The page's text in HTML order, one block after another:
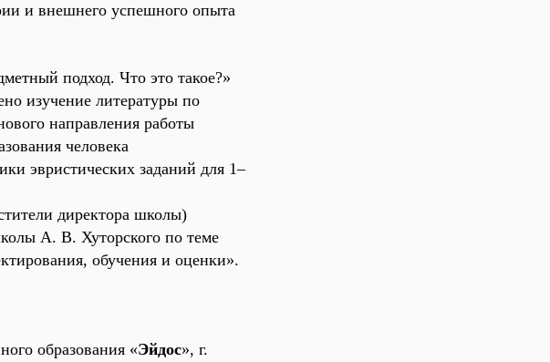
и внешнего успешного опыта
подход. Что это такое?»
изучение литературы по
направления работы
человека
эвристических заданий для 1–
директора школы)
А. В. Хуторского по теме
обучения и оценки».
образования «Эйдос», г.